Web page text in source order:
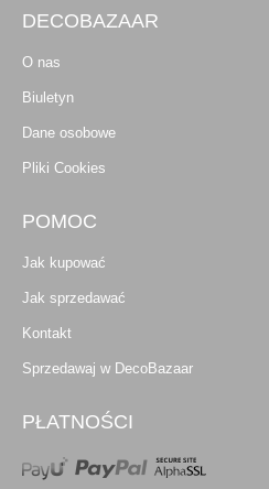
DECOBAZAAR
O nas
Biuletyn
Dane osobowe
Pliki Cookies
POMOC
Jak kupować
Jak sprzedawać
Kontakt
Sprzedawaj w DecoBazaar
PŁATNOŚCI